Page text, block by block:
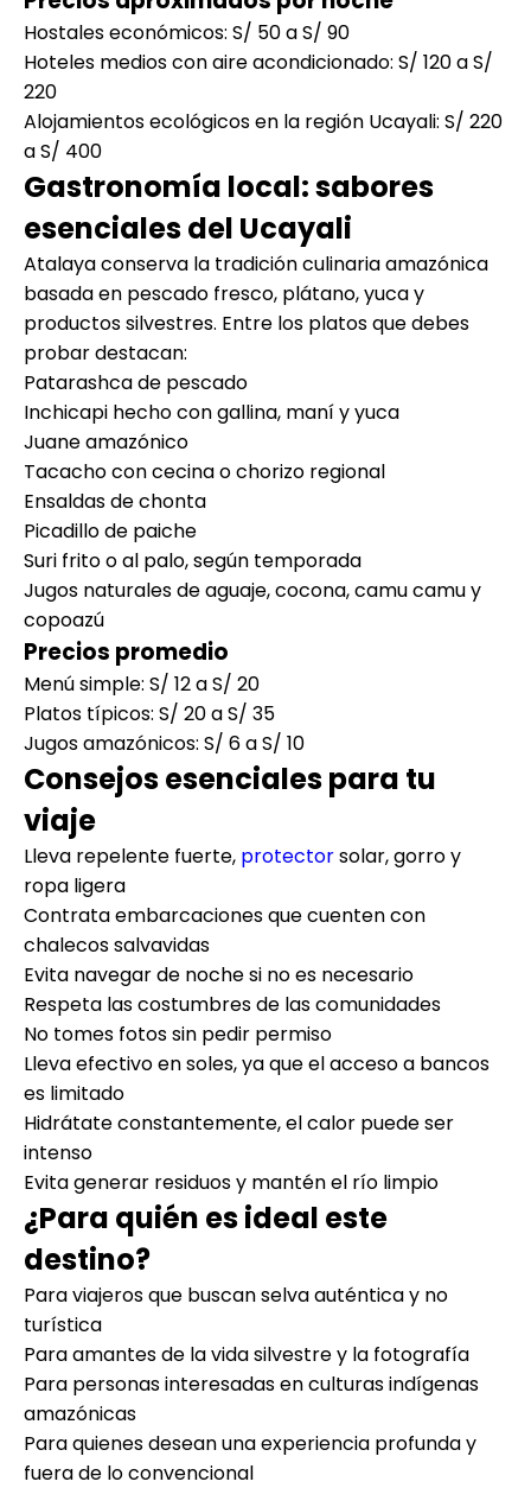
Hostales económicos: S/ 50 a S/ 90
Hoteles medios con aire acondicionado: S/ 120 a S/
220
Alojamientos ecológicos en la región Ucayali: S/ 220
a S/ 400
Gastronomía local: sabores
esenciales del Ucayali
Atalaya conserva la tradición culinaria amazónica
basada en pescado fresco, plátano, yuca y
productos silvestres. Entre los platos que debes
probar destacan:
Patarashca de pescado
Inchicapi hecho con gallina, maní y yuca
Juane amazónico
Tacacho con cecina o chorizo regional
Ensaldas de chonta
Picadillo de paiche
Suri frito o al palo, según temporada
Jugos naturales de aguaje, cocona, camu camu y
copoazú
Precios promedio
Menú simple: S/ 12 a S/ 20
Platos típicos: S/ 20 a S/ 35
Jugos amazónicos: S/ 6 a S/ 10
Consejos esenciales para tu
viaje
Lleva repelente fuerte, protectorsolar, gorro y
ropa ligera
Contrata embarcaciones que cuenten con
chalecos salvavidas
Evita navegar de noche si no es necesario
Respeta las costumbres de las comunidades
No tomes fotos sin pedir permiso
Lleva efectivo en soles, ya que el acceso a bancos
es limitado
Hidrátate constantemente, el calor puede ser
intenso
Evita generar residuos y mantén el río limpio
¿Para quién es ideal este
destino?
Para viajeros que buscan selva auténtica y no
turística
Para amantes de la vida silvestre y la fotografía
Para personas interesadas en culturas indígenas
amazónicas
Para quienes desean una experiencia profunda y
fuera de lo convencional